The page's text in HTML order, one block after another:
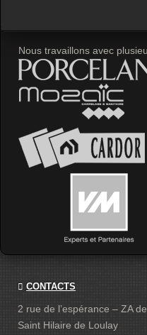
Nous travaillons avec
CONTACTS
2 rue de l’espérance – ZA
Saint Hilaire de Loulay